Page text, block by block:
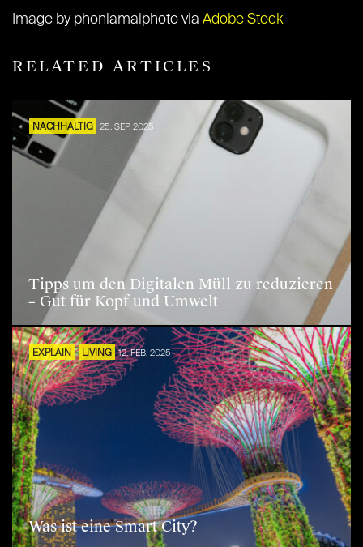
Image by phonlamaiphoto via Adobe Stock
RELATED ARTICLES
NACHHALTIG 25. SEP. 2025
Tipps um den Digitalen Müll zu reduzieren
– Gut für Kopf und Umwelt
EXPLAIN LIVING 12. FEB. 2025
Was ist eine Smart City?